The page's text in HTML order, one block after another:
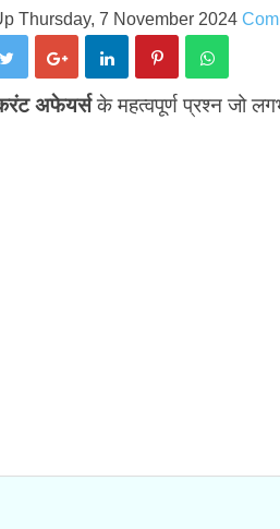
Thursday, 7 November 2024
अफेयर्सके महत्वपूर्ण प्रश्न जो